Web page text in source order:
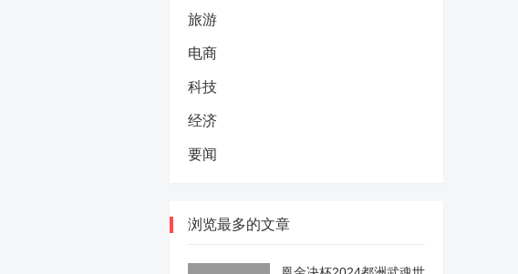
旅游
电商
科技
经济
要闻
浏览最多的文章